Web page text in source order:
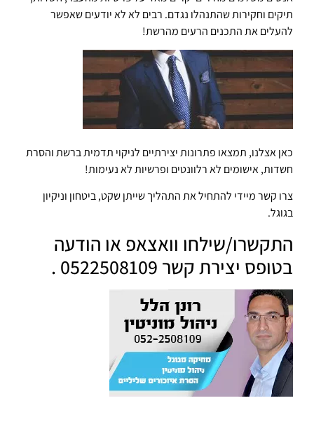
תיקים וחקירות שהתנהלו נגדם. רבים לא לא יודעים שאפשר
להעלים את התכנים הרעים מהרשת!
כאן אצלנו, תמצאו פתרונות יצירתיים לניקוי תדמית ברשת והסרת
חשדות, אישומים לא רלוונטים ופרשיות לא נעימות!
צרו קשר מיידי להתחיל את התהליך שייתן שקט, ביטחון וניקיון
בגוגל.
התקשרו/שילחו וואצאפ או הודעה
בטופס יצירת קשר 0522508109 .